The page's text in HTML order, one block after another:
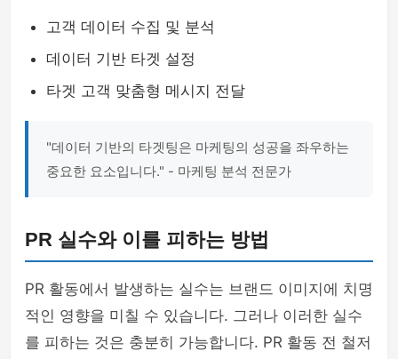
고객 데이터 수집 및 분석
데이터 기반 타겟 설정
타겟 고객 맞춤형 메시지 전달
"데이터 기반의 타겟팅은 마케팅의 성공을 좌우하는
중요한 요소입니다." - 마케팅 분석 전문가
PR 실수와 이를 피하는 방법
PR 활동에서 발생하는 실수는 브랜드 이미지에 치명
적인 영향을 미칠 수 있습니다. 그러나 이러한 실수
를 피하는 것은 충분히 가능합니다. PR 활동 전 철저